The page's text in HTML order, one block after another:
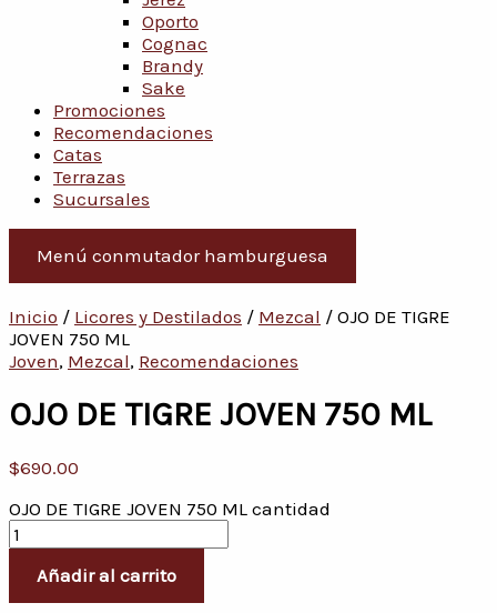
Oporto
Cognac
Brandy
Sake
Promociones
Recomendaciones
Catas
Terrazas
Sucursales
Menú conmutador hamburguesa
Inicio / Licores y Destilados / Mezcal / OJO DE TIGRE
JOVEN 750 ML
Joven, Mezcal, Recomendaciones
OJO DE TIGRE JOVEN 750 ML
$690.00
OJO DE TIGRE JOVEN 750 ML cantidad
Añadir al carrito